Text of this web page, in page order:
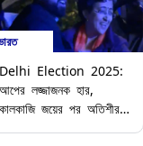
Delhi Election 2025:
আপের লজ্জাজনক হার,
কালকাজি জয়ের পর অতিশীর